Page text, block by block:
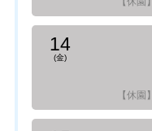
14
(金)
【休園】